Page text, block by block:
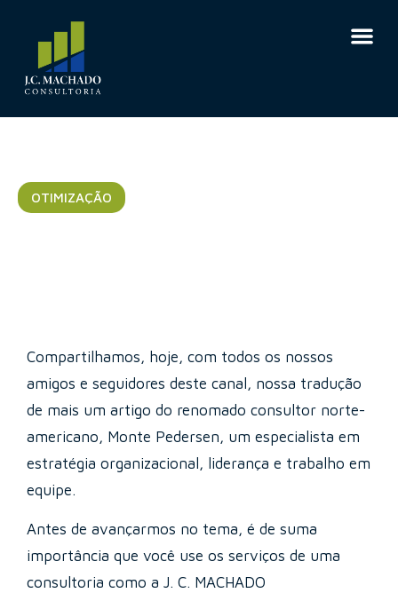
OTIMIZAÇÃO
Compartilhamos, hoje, com todos os nossos
amigos e seguidores deste canal, nossa tradução
de mais um artigo do renomado consultor norte-
americano, Monte Pedersen, um especialista em
estratégia organizacional, liderança e trabalho em
equipe.
Antes de avançarmos no tema, é de suma
importância que você use os serviços de uma
consultoria como a J. C. MACHADO